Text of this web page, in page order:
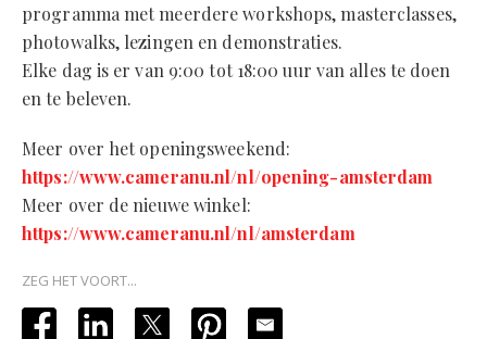
programma met meerdere workshops, masterclasses,
photowalks, lezingen en demonstraties.
Elke dag is er van 9:00 tot 18:00 uur van alles te doen
en te beleven.
Meer over het openingsweekend:
https://www.cameranu.nl/nl/opening-amsterdam
Meer over de nieuwe winkel:
https://www.cameranu.nl/nl/amsterdam
ZEG HET VOORT...